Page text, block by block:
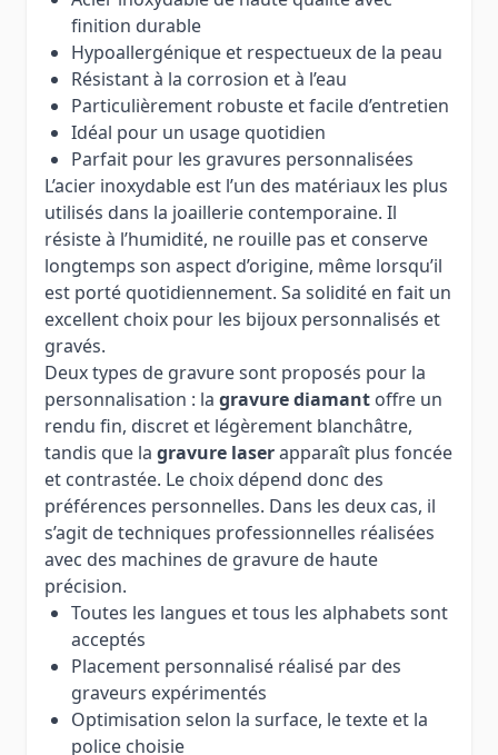
finition durable
Hypoallergénique et respectueux de la peau
Résistant à la corrosion et à l’eau
Particulièrement robuste et facile d’entretien
Idéal pour un usage quotidien
Parfait pour les gravures personnalisées
L’acier inoxydable est l’un des matériaux les plus
utilisés dans la joaillerie contemporaine. Il
résiste à l’humidité, ne rouille pas et conserve
longtemps son aspect d’origine, même lorsqu’il
est porté quotidiennement. Sa solidité en fait un
excellent choix pour les bijoux personnalisés et
gravés.
Deux types de gravure sont proposés pour la
personnalisation : la gravure diamant offre un
rendu fin, discret et légèrement blanchâtre,
tandis que la gravure laserapparaît plus foncée
et contrastée. Le choix dépend donc des
préférences personnelles. Dans les deux cas, il
s’agit de techniques professionnelles réalisées
avec des machines de gravure de haute
précision.
Toutes les langues et tous les alphabets sont
acceptés
Placement personnalisé réalisé par des
graveurs expérimentés
Optimisation selon la surface, le texte et la
police choisie